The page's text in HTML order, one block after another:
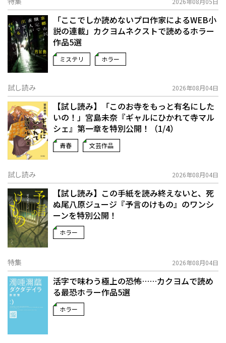
「ここでしか読めないプロ作家によるWEB小
説の連載」――カクヨムネクストで読めるホラー
作品5選
ミステリ ホラー
試し読み 2026年08月04日
【試し読み】「このお寺をもっと有名にした
いの！」宮島未奈『ギャルにひかれて寺マル
シェ』第一章を特別公開！（1/4）
青春 文芸作品
試し読み 2026年08月04日
【試し読み】この手紙を読み終えないと、死
ぬ――尾八原ジュージ『予言のけもの』のワンシ
ーンを特別公開！
ホラー
特集 2026年08月04日
活字で味わう極上の恐怖……カクヨムで読め
る最恐ホラー作品5選
ホラー